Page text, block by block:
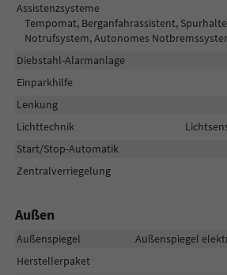
Assistenzsysteme
Tempomat, Berganfahrassistent,
Notrufsystem, Autonomes
Diebstahl-Alarmanlage
Einparkhilfe
Lenkung
Lichttechnik
Start/Stop-Automatik
Zentralverriegelung
Außen
Außenspiegel
Außenspiegel
Herstellerpaket